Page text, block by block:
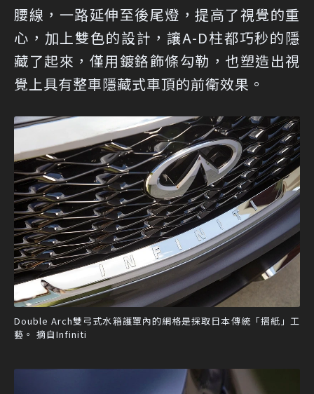
腰線，一路延伸至後尾燈，提高了視覺的重
心，加上雙色的設計，讓A-D柱都巧秒的隱
藏了起來，僅用鍍鉻飾條勾勒，也塑造出視
覺上具有整車隱藏式車頂的前衛效果。
Double Arch雙弓式水箱護罩內的網格是採取日本傳統「摺紙」工
藝。 摘自Infiniti